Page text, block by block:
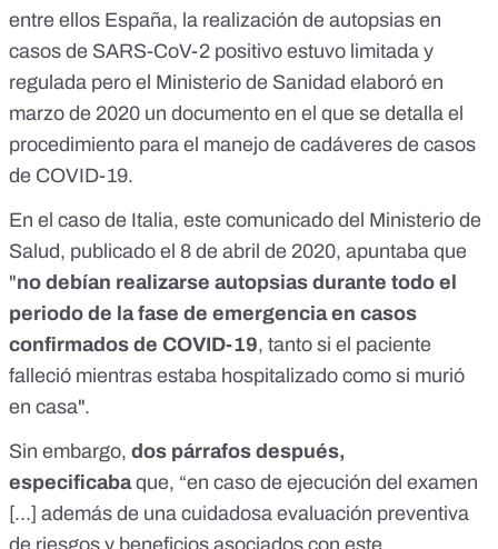
entre ellos España, la realización de autopsias en
casos de SARS-CoV-2 positivo estuvo limitada y
regulada pero el Ministerio de Sanidad elaboró en
marzo de 2020 un documento en el que se detalla el
procedimiento para el manejo de cadáveres de casos
de COVID-19.
En el caso de Italia, este comunicado del Ministerio de
Salud, publicado el 8 de abril de 2020, apuntaba que
"no debían realizarse autopsias durante todo el
periodo de la fase de emergencia en casos
confirmados de COVID-19, tanto si el paciente
falleció mientras estaba hospitalizado como si murió
en casa".
Sin embargo, dos párrafos después,
especificabaque, “en caso de ejecución del examen
[...] además de una cuidadosa evaluación preventiva
de riesgos y beneficios asociados con este